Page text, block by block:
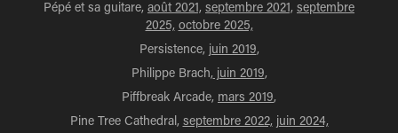
Pépé et sa guitare, août 2021, septembre 2021, septembre
2025, octobre 2025,
Persistence, juin 2019,
Philippe Brach,juin 2019,
Piffbreak Arcade, mars 2019,
Pine Tree Cathedral, septembre 2022, juin 2024,